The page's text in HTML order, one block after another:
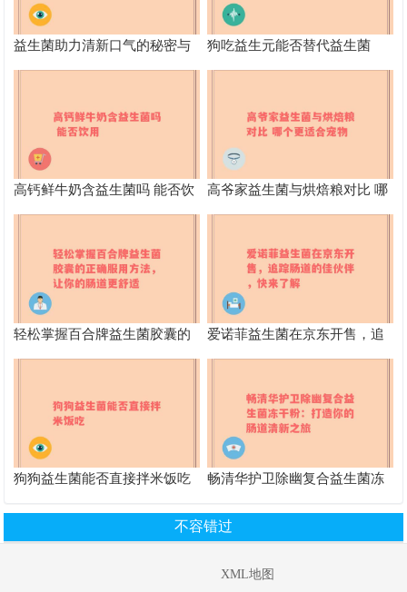
益生菌助力清新口气的秘密与
科学解析
狗吃益生元能否替代益生菌
高钙鲜牛奶含益生菌吗 能否饮
用
高爷家益生菌与烘焙粮对比 哪
个更适合宠物
轻松掌握百合牌益生菌胶囊的
正确服用方法，让你的肠道更
爱诺菲益生菌在京东开售，追
踪肠道的佳伙伴，快来了解
狗狗益生菌能否直接拌米饭吃
畅清华护卫除幽复合益生菌冻
不容错过
XML地图